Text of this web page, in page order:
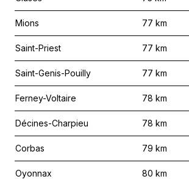
Mions 77 km
Saint-Priest 77 km
Saint-Genis-Pouilly 77 km
Ferney-Voltaire 78 km
Décines-Charpieu 78 km
Corbas 79 km
Oyonnax 80 km